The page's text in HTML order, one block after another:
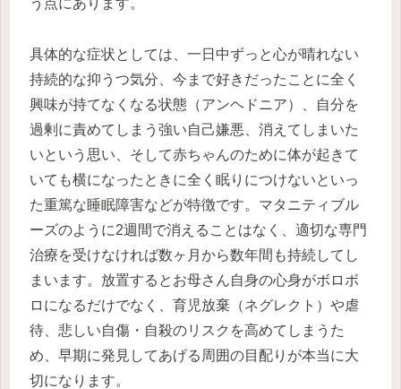
う点にあります。
具体的な症状としては、一日中ずっと心が晴れない
持続的な抑うつ気分、今まで好きだったことに全く
興味が持てなくなる状態（アンヘドニア）、自分を
過剰に責めてしまう強い自己嫌悪、消えてしまいた
いという思い、そして赤ちゃんのために体が起きて
いても横になったときに全く眠りにつけないといっ
た重篤な睡眠障害などが特徴です。マタニティブル
ーズのように2週間で消えることはなく、適切な専門
治療を受けなければ数ヶ月から数年間も持続してし
まいます。放置するとお母さん自身の心身がボロボ
ロになるだけでなく、育児放棄（ネグレクト）や虐
待、悲しい自傷・自殺のリスクを高めてしまうた
め、早期に発見してあげる周囲の目配りが本当に大
切になります。